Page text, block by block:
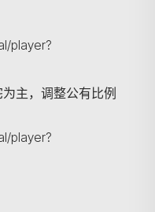
player?
主，调整公有比例
player?